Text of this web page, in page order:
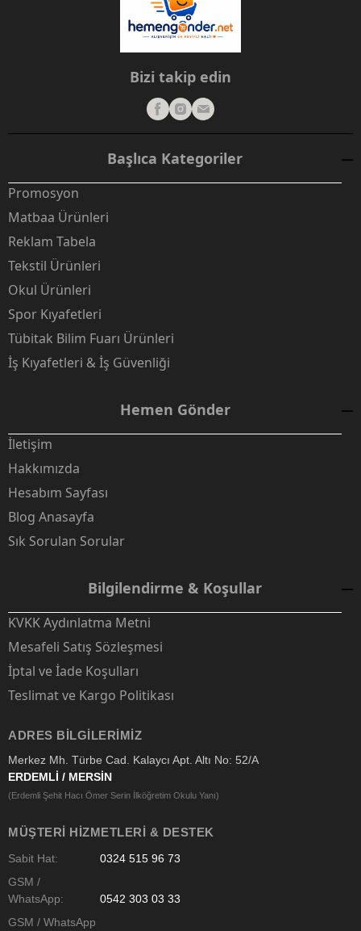
Bizi takip edin
Başlıca Kategoriler
Promosyon
Matbaa Ürünleri
Reklam Tabela
Tekstil Ürünleri
Okul Ürünleri
Spor Kıyafetleri
Tübitak Bilim Fuarı Ürünleri
İş Kıyafetleri & İş Güvenliği
Hemen Gönder
İletişim
Hakkımızda
Hesabım Sayfası
Blog Anasayfa
Sık Sorulan Sorular
Bilgilendirme & Koşullar
KVKK Aydınlatma Metni
Mesafeli Satış Sözleşmesi
İptal ve İade Koşulları
Teslimat ve Kargo Politikası
ADRES BILGILERIMIZ
Merkez Mh. Türbe Cad. Kalaycı Apt. Altı No: 52/A
ERDEMLİ / MERSİN
(Erdemli Şehit Hacı Ömer Serin İlköğretim Okulu Yanı)
MÜŞTERI HIZMETLERI & DESTEK
Sabit Hat:
0324 515 96 73
GSM /
WhatsApp:
0542 303 03 33
GSM / WhatsApp